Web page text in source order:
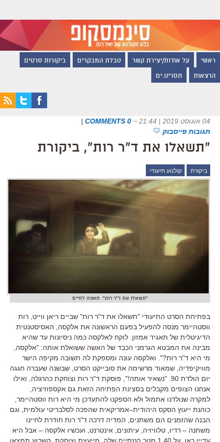
ראשי על אודות/יצירת קשר טבלת המבקרים ביקורות סרטים
הרצאות תסריט.ים
04 אוגוסט 2019 | 21:44 ~
0 COMMENTS
|
תגובות פייסבוק
"תשאלו את ד"ר רות", ביקורת
ביקורת קולנוע תיעודי
"תשאלו את ד"ר רות". תאווה לחיים
בפתיחת הסרט התיעודי "תשאלו את ד"ר רות" שביים ריאן ווייט, רות
ווסטהיימר מנסה להפעיל בפעם הראשונה את אלקסה, האסיסטנטית
הדיגיטלית של תאגיד אמזון. לוקח לאלקסה כמה ניסיונות עד שהיא
מבינה את המבטא הגרמני הכבד של האשה ששואלת אותה: "אלקסה,
מי היא ד"ר רות?". ואלקסה עונה ומספקת לה תשובה מקיפה הישר
מוויקיפדיה, שמאוד מרשימה את סובייקט הסרט, שבשנה שעברה חגגה
יום הולדת 90. " נשאיר אותה!", פוסקת ד"ר רות וצוחקת כהרגלה, ואילו
אנחנו הצופים מקבלים בסצינת הפתיחה הזאת גם אקספוזיציה,
למקרה שנולדנו אתמול ולא הספקנו להתעדכן מי היא רות ווסטהיימר,
כוהנת ייעוץ הסקס היהודית–אמריקאית שהפכה לסלבריטי עולמית, וגם
הבנה שהזמנים הם משתנים, המדיה דרכה ד"ר רות חודרת לחיינו
משתנה – רדיו, טלוויזיה, עיתונים, אינטרנט, ועכשיו אלקסה – אבל היא